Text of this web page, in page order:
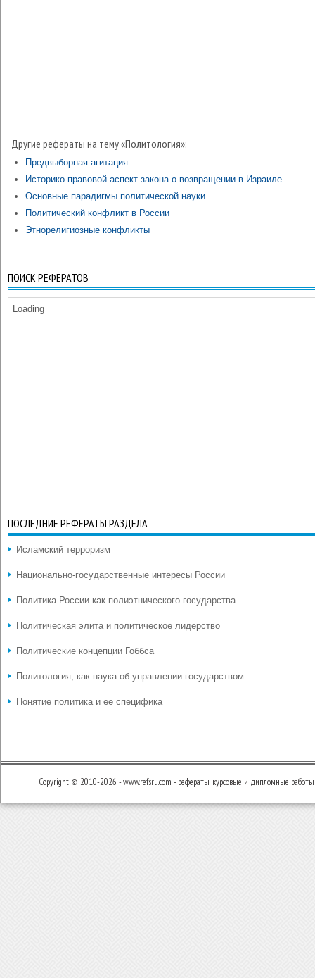
Другие рефераты на тему «Политология»:
Предвыборная агитация
Историко-правовой аспект закона о возвращении в Израиле
Основные парадигмы политической науки
Политический конфликт в России
Этнорелигиозные конфликты
ПОИСК РЕФЕРАТОВ
Loading
ПОСЛЕДНИЕ РЕФЕРАТЫ РАЗДЕЛА
Исламский терроризм
Национально-государственные интересы России
Политика России как полиэтнического государства
Политическая элита и политическое лидерство
Политические концепции Гоббса
Политология, как наука об управлении государством
Понятие политика и ее специфика
Copyright © 2010-2026 - www.refsru.com - рефераты, курсовые и дипломные работы